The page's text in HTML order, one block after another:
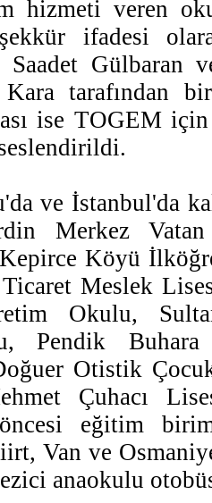
hizmeti veren
ifadesi
Saadet Gülbaran
Kara tarafından
ise TOGEM
ve İstanbul'da
Merkez
Kepirce Köyü
Meslek
Okulu,
Pendik
Otistik
Çuhacı
eğitim
Van ve
anaokulu